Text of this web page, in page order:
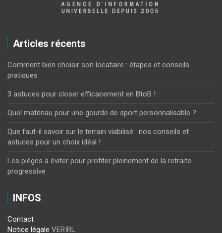
Articles récents
Comment bien choisir son locataire : étapes et conseils
pratiques
3 astuces pour closer efficacement en BtoB !
Quel matériau pour une gourde de sport personnalisable ?
Que faut-il savoir sur le terrain viabilisé : nos conseils et
astuces pour un choix idéal !
Les pièges à éviter pour profiter pleinement de la retraite
progressive
INFOS
Contact
Notice légale VERIRL